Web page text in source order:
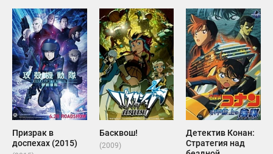
Призрак в
доспехах (2015)
Басквош!
(2009)
Детектив Конан:
Стратегия над